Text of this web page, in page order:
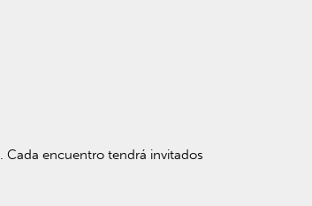
Cada encuentro tendrá invitados